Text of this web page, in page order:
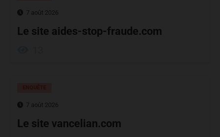
7 août 2026
Le site aides-stop-fraude.com
7 août 2026
Le site vancelian.com